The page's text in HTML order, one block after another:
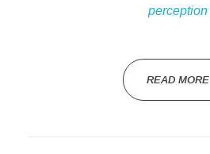
perception
READ MORE